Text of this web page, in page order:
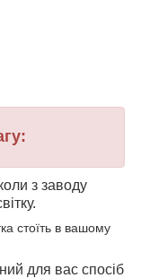
з заводу
стоїть в вашому
для вас спосіб